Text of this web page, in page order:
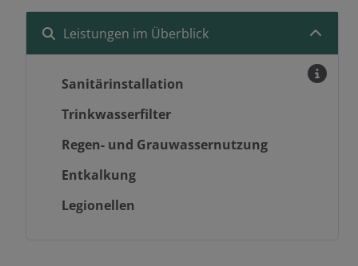
Leistungen im Überblick
Sanitärinstallation
Trinkwasserfilter
Regen- und Grauwassernutzung
Entkalkung
Legionellen